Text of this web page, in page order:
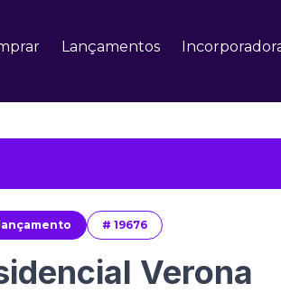
Lançamentos
# 19676
Verona